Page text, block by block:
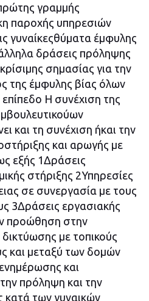
γραμμής
παροχής υπηρεσιών
γυναίκεςθύματα έμφυλης
δράσεις πρόληψης
σημασίας για την
της έμφυλης βίας όλων
Η συνέχιση της
και τη συνέχιση ήκαι την
και αρωγής με
εξής 1Δράσεις
στήριξης 2Υπηρεσίες
σε συνεργασία με τους
3Δράσεις εργασιακής
προώθηση στην
με τοπικούς
και μεταξύ των δομών
και
πρόληψη και την
κατά των γυναικών